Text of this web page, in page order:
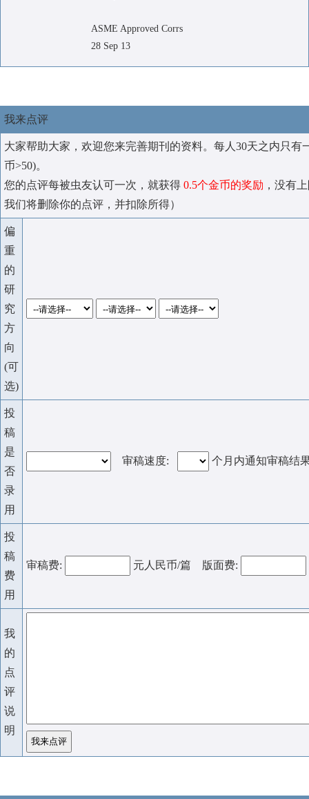
ASME Approved Corrs
28 Sep 13
我来点评
大家帮助大家，欢迎您来完善期刊的资料。每人30天之内只有
币>50)。
您的点评每被虫友认可一次，就获得 0.5个金币的奖励 ，没有
我们将删除你的点评，并扣除所得）
偏
重
的
研
究
方
向
(可
选)
投
稿
是
否
录
用
审稿速度: 个月内通知审稿结
投
稿
费
用
审稿费: 元人民币/篇 版面费:
我
的
点
评
说
明